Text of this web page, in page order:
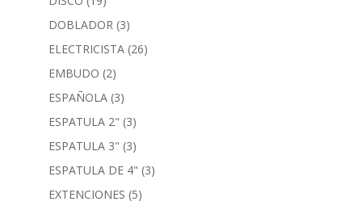
DOBLADOR (3)
ELECTRICISTA (26)
EMBUDO (2)
ESPAÑOLA (3)
ESPATULA 2" (3)
ESPATULA 3" (3)
ESPATULA DE 4" (3)
EXTENCIONES (5)